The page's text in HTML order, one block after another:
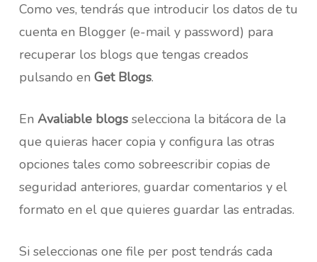
Como ves, tendrás que introducir los datos de tu
cuenta en Blogger (e-mail y password) para
recuperar los blogs que tengas creados
pulsando en Get Blogs.
En Avaliable blogsselecciona la bitácora de la
que quieras hacer copia y configura las otras
opciones tales como sobreescribir copias de
seguridad anteriores, guardar comentarios y el
formato en el que quieres guardar las entradas.
Si seleccionas one file per post tendrás cada